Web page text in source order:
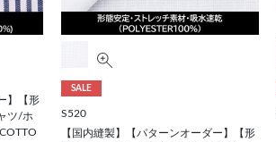
】【形
ツ/ホ
SALE
S520
【国内縫製】【パターンオーダー】【形